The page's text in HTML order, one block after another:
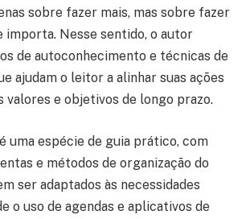
sobre fazer mais, mas sobre fazer
importa. Nesse sentido, o autor
de autoconhecimento e técnicas de
ajudam o leitor a alinhar suas ações
valores e objetivos de longo prazo.
uma espécie de guia prático, com
e métodos de organização do
ser adaptados às necessidades
o uso de agendas e aplicativos de